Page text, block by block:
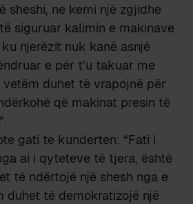
sheshi, ne kemi një zgjidhe
siguruar kalimin e makinave
njerëzit nuk kanë asnjë
e për t’u takuar me
duhet të vrapojnë për
që makinat presin të
gati te kunderten: “Fati i
ai i qyteteve të tjera, është
të ndërtojë një shesh nga e
duhet të demokratizojë një